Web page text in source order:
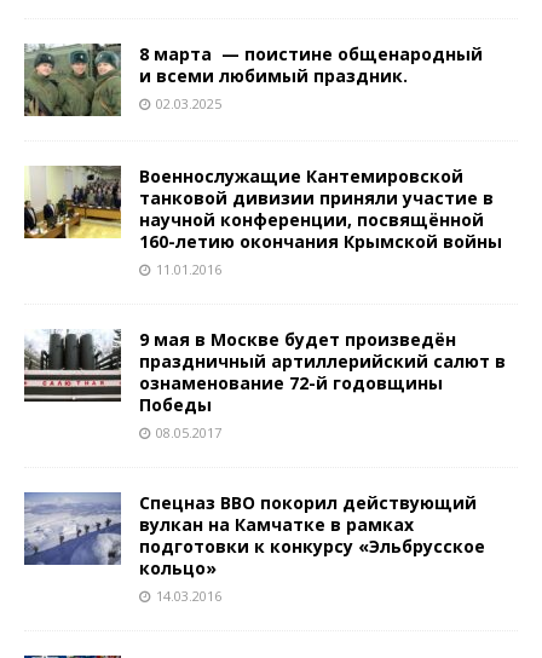
8 марта — поистине общенародный
и всеми любимый праздник.
02.03.2025
Военнослужащие Кантемировской
танковой дивизии приняли участие в
научной конференции, посвящённой
160-летию окончания Крымской войны
11.01.2016
9 мая в Москве будет произведён
праздничный артиллерийский салют в
ознаменование 72-й годовщины
Победы
08.05.2017
Спецназ ВВО покорил действующий
вулкан на Камчатке в рамках
подготовки к конкурсу «Эльбрусское
кольцо»
14.03.2016